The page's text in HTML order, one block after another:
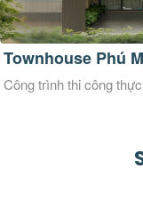
La Maison Douce
Phong cách thiết kế